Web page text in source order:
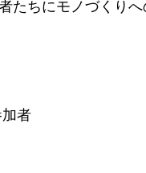
たちにモノづくり
者